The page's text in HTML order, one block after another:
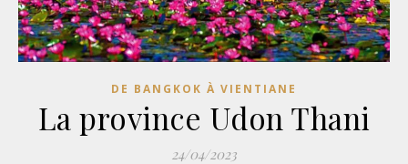
DE BANGKOK À VIENTIANE
La province Udon Thani
24/04/2023